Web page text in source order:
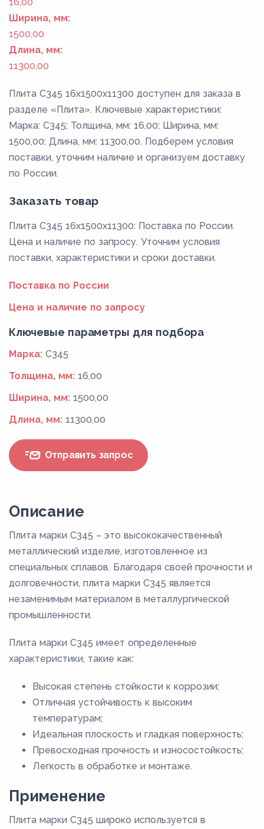
Ширина, мм:
1500,00
Длина, мм:
11300,00
Плита С345 16x1500x11300 доступен для заказа в
разделе «Плита». Ключевые характеристики:
Марка: С345; Толщина, мм: 16,00; Ширина, мм:
1500,00; Длина, мм: 11300,00. Подберем условия
поставки, уточним наличие и организуем доставку
по России.
Заказать товар
Плита С345 16x1500x11300: Поставка по России.
Цена и наличие по запросу. Уточним условия
поставки, характеристики и сроки доставки.
Поставка по России
Цена и наличие по запросу
Ключевые параметры для подбора
Марка: С345
Толщина, мм: 16,00
Ширина, мм: 1500,00
Длина, мм: 11300,00
Отправить запрос
Описание
Плита марки С345 – это высококачественный
металлический изделие, изготовленное из
специальных сплавов. Благодаря своей прочности и
долговечности, плита марки С345 является
незаменимым материалом в металлургической
промышленности.
Плита марки С345 имеет определенные
характеристики, такие как:
Высокая степень стойкости к коррозии;
Отличная устойчивость к высоким
температурам;
Идеальная плоскость и гладкая поверхность;
Превосходная прочность и износостойкость;
Легкость в обработке и монтаже.
Применение
Плита марки С345 широко используется в